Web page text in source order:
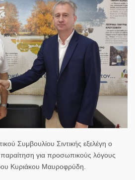
Συμβουλίου Σιντικής εξελέγη o
παραίτηση για προσωπικούς λόγους
Κυριάκου Μαυροφρύδη.